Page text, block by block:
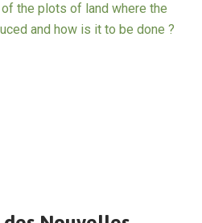
the plots of land where the
and how is it to be done ?